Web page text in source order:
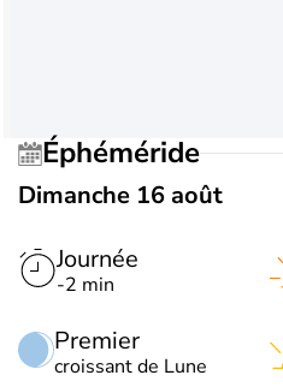
Éphéméride
Dimanche 16 août
Journée
-2 min
Premier
croissant de Lune